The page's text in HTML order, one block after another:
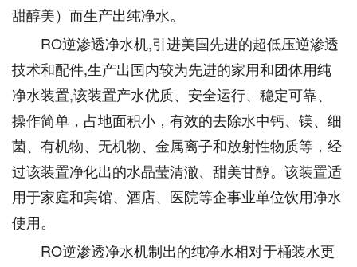
甜醇美）而生产出纯净水。
RO逆渗透净水机,引进美国先进的超低压逆渗透
技术和配件,生产出国内较为先进的家用和团体用纯
净水装置,该装置产水优质、安全运行、稳定可靠、
操作简单，占地面积小，有效的去除水中钙、镁、细
菌、有机物、无机物、金属离子和放射性物质等，经
过该装置净化出的水晶莹清澈、甜美甘醇。该装置适
用于家庭和宾馆、酒店、医院等企事业单位饮用净水
使用。
RO逆渗透净水机制出的纯净水相对于桶装水更